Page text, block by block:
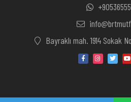
Bayraklı mah. 1914 Sokak